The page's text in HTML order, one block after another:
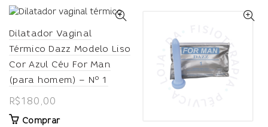
Dilatador Vaginal
Térmico Dazz Modelo Liso
Cor Azul Céu For Man
(para homem) – Nº 1
R$180,00
Comprar